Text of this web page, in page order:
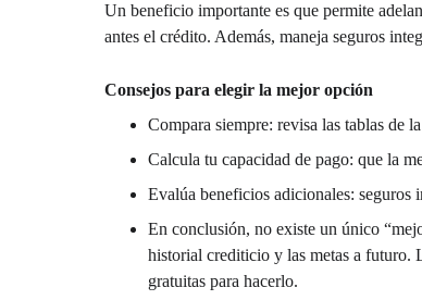
Un beneficio importante es que permite
antes el crédito. Además, maneja seguros
Consejos para elegir la mejor opción
Compara siempre: revisa las tablas de
Calcula tu capacidad de pago: que la
Evalúa beneficios adicionales:
En conclusión, no existe un único
historial crediticio y las metas a futuro.
gratuitas para hacerlo.